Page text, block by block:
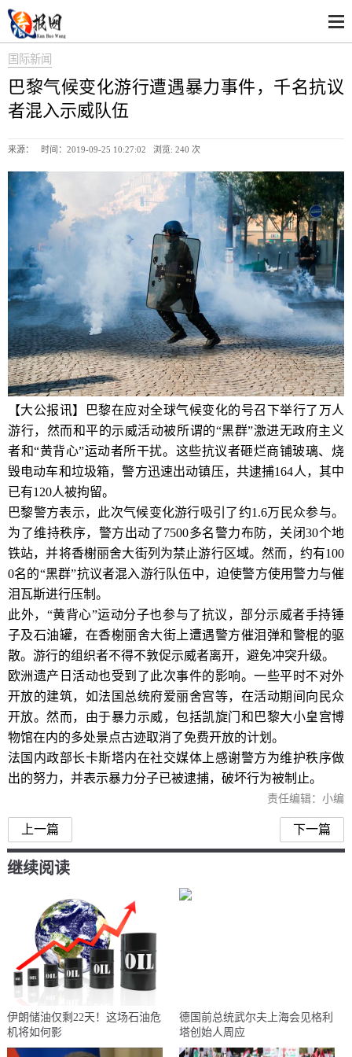
国际新闻
巴黎气候变化游行遭遇暴力事件，千名抗议
者混入示威队伍
来源： 时间：2019-09-25 10:27:02 浏览: 240 次
【大公报讯】巴黎在应对全球气候变化的号召下举行了万人
游行，然而和平的示威活动被所谓的“黑群”激进无政府主义
者和“黄背心”运动者所干扰。这些抗议者砸烂商铺玻璃、烧
毁电动车和垃圾箱，警方迅速出动镇压，共逮捕164人，其中
已有120人被拘留。
巴黎警方表示，此次气候变化游行吸引了约1.6万民众参与。
为了维持秩序，警方出动了7500多名警力布防，关闭30个地
铁站，并将香榭丽舍大街列为禁止游行区域。然而，约有100
0名的“黑群”抗议者混入游行队伍中，迫使警方使用警力与催
泪瓦斯进行压制。
此外，“黄背心”运动分子也参与了抗议，部分示威者手持锤
子及石油罐，在香榭丽舍大街上遭遇警方催泪弹和警棍的驱
散。游行的组织者不得不敦促示威者离开，避免冲突升级。
欧洲遗产日活动也受到了此次事件的影响。一些平时不对外
开放的建筑，如法国总统府爱丽舍宫等，在活动期间向民众
开放。然而，由于暴力示威，包括凯旋门和巴黎大小皇宫博
物馆在内的多处景点古迹取消了免费开放的计划。
法国内政部长卡斯塔内在社交媒体上感谢警方为维护秩序做
出的努力，并表示暴力分子已被逮捕，破坏行为被制止。
责任编辑：小编
上一篇 下一篇
继续阅读
伊朗储油仅剩22天！这场石油危
机将如何影
德国前总统武尔夫上海会见格利
塔创始人周应